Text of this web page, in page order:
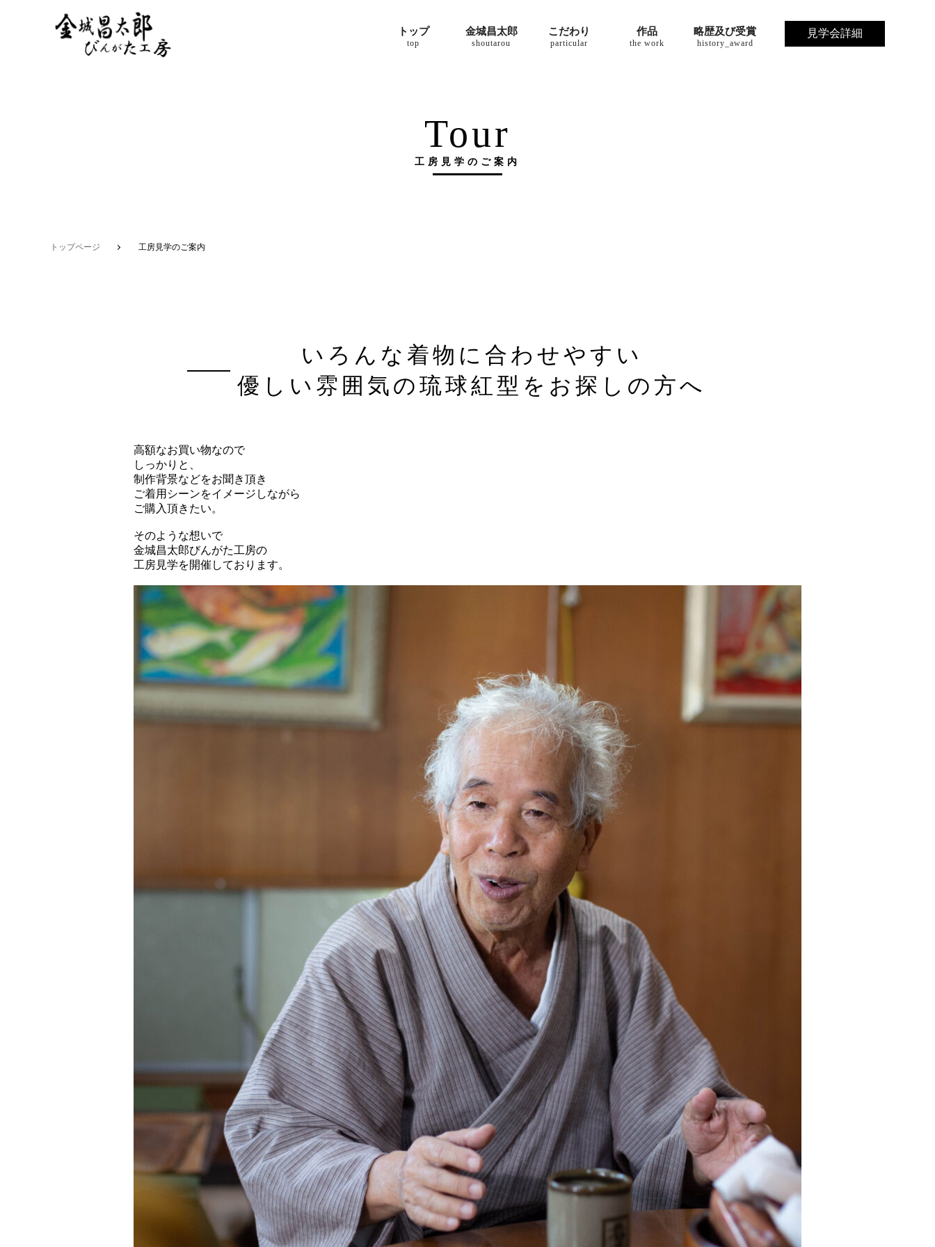
トップ
top
金城昌太郎
shoutarou
こだわり
particular
作品
the work
略歴及び受賞
history_award
見学会詳細
Tour
工房見学のご案内
トップページ 工房見学のご案内
いろんな着物に合わせやすい
優しい雰囲気の琉球紅型をお探しの方へ
高額なお買い物なので
しっかりと、
制作背景などをお聞き頂き
ご着用シーンをイメージしながら
ご購入頂きたい。
そのような想いで
金城昌太郎びんがた工房の
工房見学を開催しております。